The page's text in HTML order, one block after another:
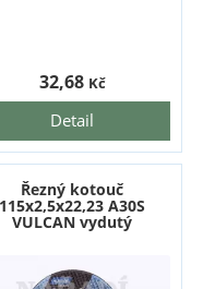
Detail
32,68 Kč
Řezný kotouč
115x2,5x22,23 A30S
VULCAN vydutý